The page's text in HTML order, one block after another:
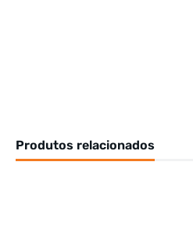
Produtos relacionados